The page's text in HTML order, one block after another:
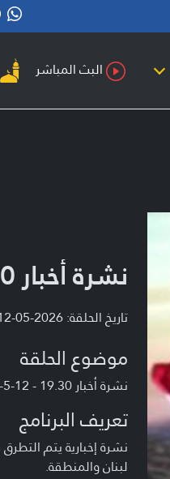
البث المباشر
نشرة أخبار 19:30
تاريخ الحلقة: 2026-05-12
موضوع الحلقة
نشرة أخبار 19.30 - 12-5-2026
تعريف البرنامج
نشرة إخبارية يتم
لبنان والمنطقة.